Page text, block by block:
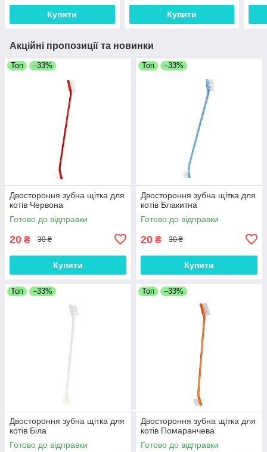
Купити Купити
Акційні пропозиції та новинки
Топ –33%
Двостороння зубна щітка для
котів Червона
Готово до відправки
20 ₴ 30 ₴
Купити
Топ –33%
Двостороння зубна щітка для
котів Блакитна
Готово до відправки
20 ₴ 30 ₴
Купити
Топ –33%
Двостороння зубна щітка для
котів Біла
Готово до відправки
Топ –33%
Двостороння зубна щітка для
котів Помаранчева
Готово до відправки